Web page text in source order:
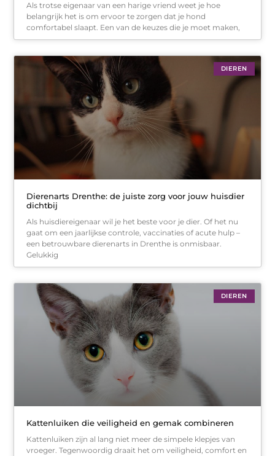
Als trotse eigenaar van een harige vriend weet je hoe
belangrijk het is om ervoor te zorgen dat je hond
comfortabel slaapt. Een van de keuzes die je moet maken,
DIEREN
Dierenarts Drenthe: de juiste zorg voor jouw huisdier
dichtbij
Als huisdiereigenaar wil je het beste voor je dier. Of het nu
gaat om een jaarlijkse controle, vaccinaties of acute hulp –
een betrouwbare dierenarts in Drenthe is onmisbaar.
Gelukkig
DIEREN
Kattenluiken die veiligheid en gemak combineren
Kattenluiken zijn al lang niet meer de simpele klepjes van
vroeger. Tegenwoordig draait het om veiligheid, comfort en